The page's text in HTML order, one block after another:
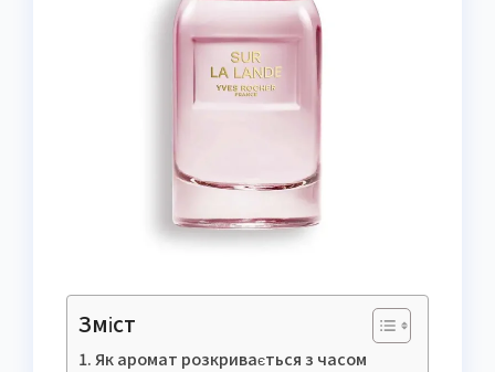
Зміст
Як аромат розкривається з часом